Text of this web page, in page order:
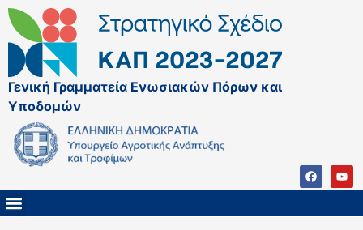
Γενική Γραμματεία Ενωσιακών Πόρων και
Υποδομών